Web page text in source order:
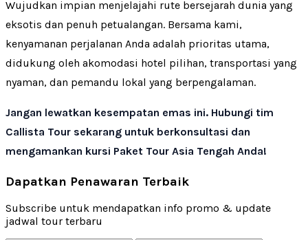
Wujudkan impian menjelajahi rute bersejarah dunia yang
eksotis dan penuh petualangan. Bersama kami,
kenyamanan perjalanan Anda adalah prioritas utama,
didukung oleh akomodasi hotel pilihan, transportasi yang
nyaman, dan pemandu lokal yang berpengalaman.
Jangan lewatkan kesempatan emas ini. Hubungi tim
Callista Tour sekarang untuk berkonsultasi dan
mengamankan kursi Paket Tour Asia Tengah Anda!
Dapatkan Penawaran Terbaik
Subscribe untuk mendapatkan info promo & update
jadwal tour terbaru